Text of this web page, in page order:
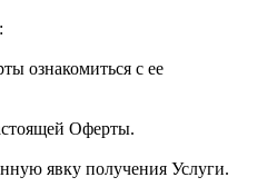
ознакомиться с ее
Оферты.
явку получения Услуги.